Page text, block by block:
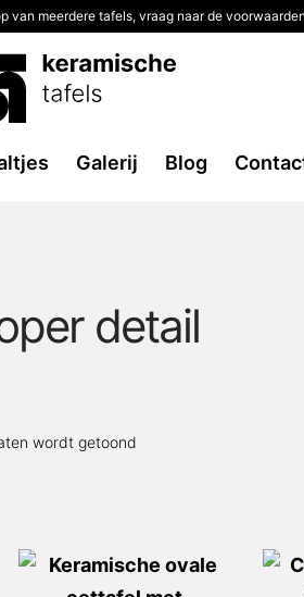
van meerdere tafels, vraag naar de voorwaarden
Galerij Blog Contact
detail
wordt getoondGesorteerd